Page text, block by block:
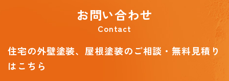
お問い合わせ
Contact
住宅の外壁塗装、屋根塗装のご相談・無料見積り
はこちら